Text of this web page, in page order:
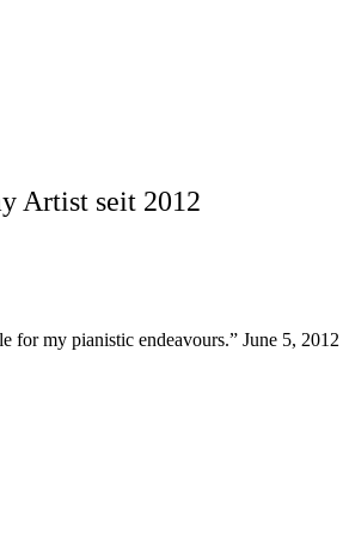
Artist seit 2012
for my pianistic endeavours.” June 5, 2012